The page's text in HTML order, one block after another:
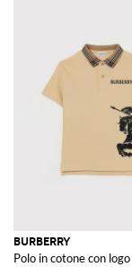
BURBERRY
Polo in cotone con logo